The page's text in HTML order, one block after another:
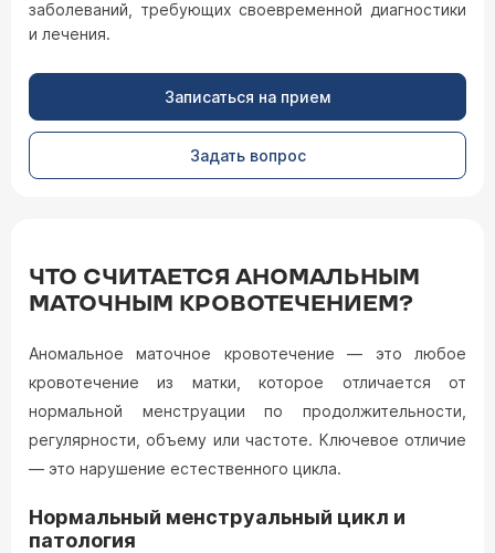
заболеваний, требующих своевременной диагностики
и лечения.
Записаться на прием
Задать вопрос
ЧТО СЧИТАЕТСЯ АНОМАЛЬНЫМ
МАТОЧНЫМ КРОВОТЕЧЕНИЕМ?
Аномальное маточное кровотечение — это любое
кровотечение из матки, которое отличается от
нормальной менструации по продолжительности,
регулярности, объему или частоте. Ключевое отличие
— это нарушение естественного цикла.
Нормальный менструальный цикл и
патология